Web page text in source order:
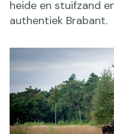
heide en stuifzand
authentiek Brabant.